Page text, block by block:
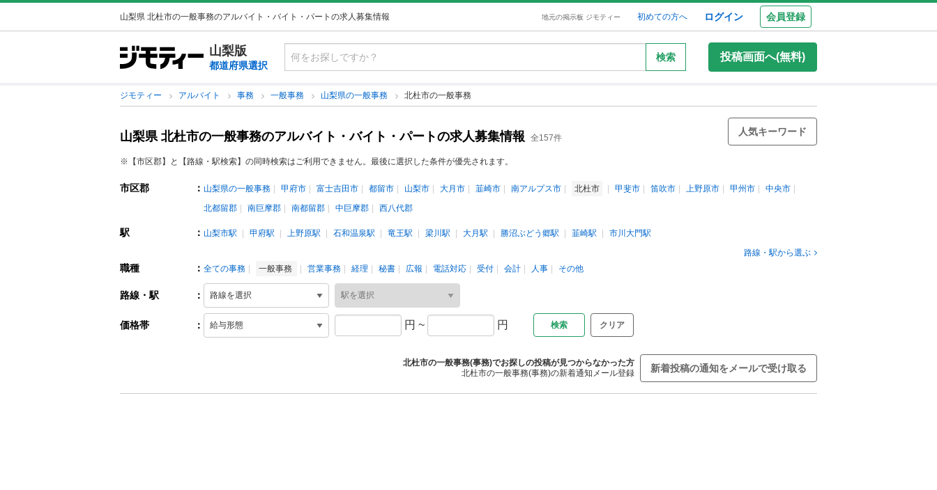
山梨県 北杜市の一般事務のアルバイト・バイト・パートの求人募集情報 地元の掲示板 ジモティー 初めての方へ ログイン 会員登録
山梨版
都道府県選択
検索 投稿画面へ(無料)
ジモティー アルバイト 事務 一般事務 山梨県の一般事務 北杜市の一般事務
山梨県 北杜市の一般事務のアルバイト・バイト・パートの求人募集情報 全157件
人気キーワード
※【市区郡】と【路線・駅検索】の同時検索はご利用できません。最後に選択した条件が優先されます。
市区郡 ： 山梨県の一般事務 甲府市 富士吉田市 都留市 山梨市 大月市 韮崎市 南アルプス市 北杜市 甲斐市 笛吹市 上野原市 甲州市
中央市
北都留郡
南巨摩郡 南都留郡 中巨摩郡 西八代郡
駅 ： 山梨市駅 甲府駅 上野原駅 石和温泉駅 竜王駅 梁川駅 大月駅 勝沼ぶどう郷駅 韮崎駅
市川大門駅
路線・駅から選ぶ
職種 ： 全ての事務 一般事務 営業事務 経理 秘書 広報 電話対応 受付 会計 人事 その他
路線・駅 ：
価格帯 ： 円 ~ 円 クリア
北杜市の一般事務(事務)でお探しの投稿が見つからなかった方
北杜市の一般事務(事務)の新着通知メール登録
新着投稿の通知をメールで受け取る